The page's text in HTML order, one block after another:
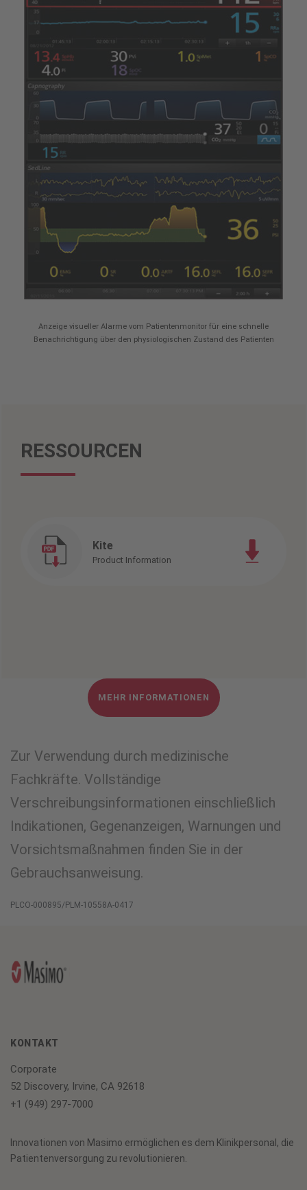
Anzeige visueller Alarme vom Patientenmonitor für eine schnelle
Benachrichtigung über den physiologischen Zustand des Patienten
RESSOURCEN
Kite
Product Information
MEHR INFORMATIONEN
Zur Verwendung durch medizinische
Fachkräfte. Vollständige
Verschreibungsinformationen einschließlich
Indikationen, Gegenanzeigen, Warnungen und
Vorsichtsmaßnahmen finden Sie in der
Gebrauchsanweisung.
PLCO-000895/PLM-10558A-0417
KONTAKT
Corporate
52 Discovery, Irvine, CA 92618
+1 (949) 297-7000
Innovationen von Masimo ermöglichen es dem Klinikpersonal, die
Patientenversorgung zu revolutionieren.